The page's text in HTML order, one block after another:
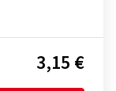
3,15 €